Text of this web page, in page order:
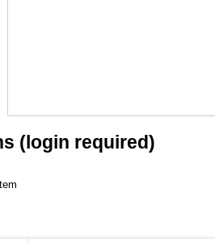
(login required)